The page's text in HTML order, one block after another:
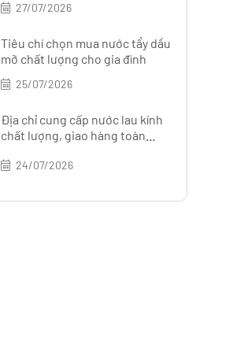
27/07/2026
Tiêu chí chọn mua nước tẩy dầu
mỡ chất lượng cho gia đình
25/07/2026
Địa chỉ cung cấp nước lau kính
chất lượng, giao hàng toàn
24/07/2026